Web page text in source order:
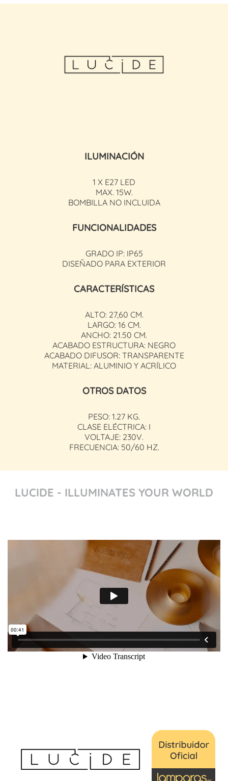
ILUMINACIÓN
1 X E27 LED
MAX. 15W.
BOMBILLA NO INCLUIDA
FUNCIONALIDADES
GRADO IP: IP65
DISEÑADO PARA EXTERIOR
CARACTERÍSTICAS
ALTO: 27,60 CM.
LARGO: 16 CM.
ANCHO: 21.50 CM.
ACABADO ESTRUCTURA: NEGRO
ACABADO DIFUSOR: TRANSPARENTE
MATERIAL: ALUMINIO Y ACRÍLICO
OTROS DATOS
PESO: 1.27 KG.
CLASE ELÉCTRICA: I
VOLTAJE: 230V.
FRECUENCIA: 50/60 HZ.
LUCIDE - ILLUMINATES YOUR WORLD